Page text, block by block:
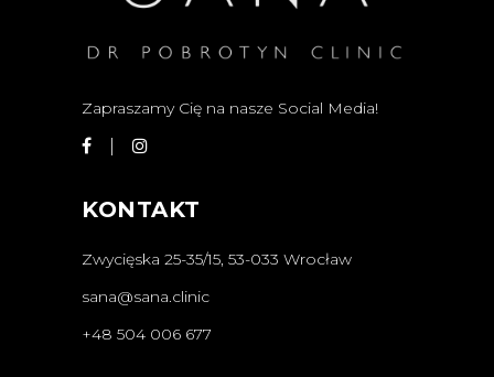
Zapraszamy Cię na nasze Social Media!
KONTAKT
Zwycięska 25-35/15, 53-033 Wrocław
sana@sana.clinic
+48 504 006 677